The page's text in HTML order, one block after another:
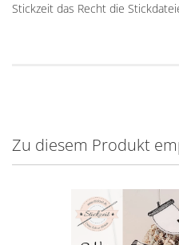
Stickzeit das Recht die
Zu diesem Produkt